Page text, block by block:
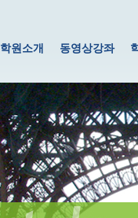
학원소개 동영상강좌